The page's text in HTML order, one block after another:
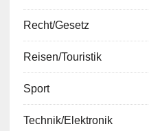
Recht/Gesetz
Reisen/Touristik
Sport
Technik/Elektronik